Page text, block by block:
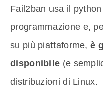
Fail2ban usa il
programmazione e,
su più piattaforme,è
disponibile (e
distribuzioni di Linux.